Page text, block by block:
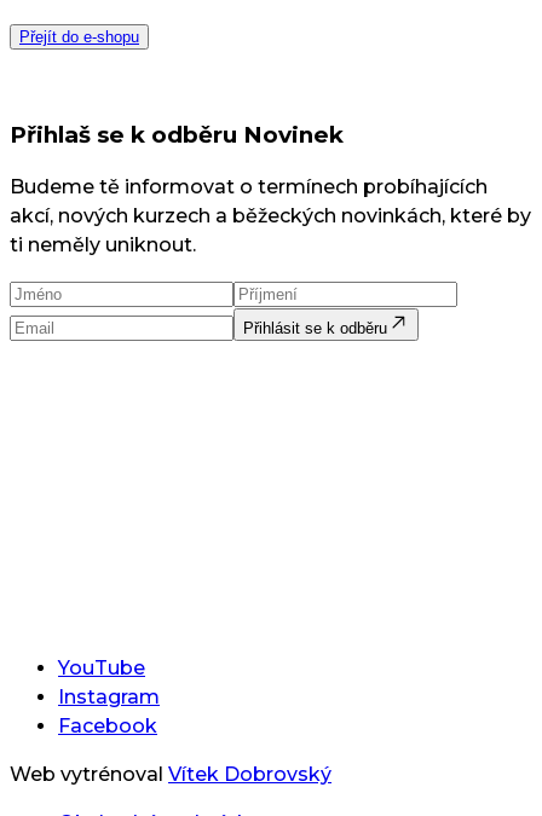
Přejít do e-shopu
Přihlaš se k odběru Novinek
Budeme tě informovat o termínech probíhajících
akcí, nových kurzech a běžeckých novinkách, které by
ti neměly uniknout.
Přihlásit se k odběru
YouTube
Instagram
Facebook
Web vytrénoval Vítek Dobrovský